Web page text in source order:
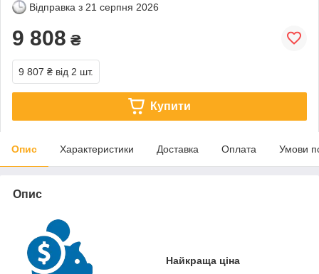
Відправка з 21 серпня 2026
9 808 ₴
9 807 ₴ від 2 шт.
Купити
Опис Характеристики Доставка Оплата Умови
Опис
Найкраща ціна